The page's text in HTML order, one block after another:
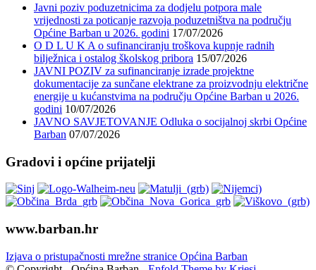
Javni poziv poduzetnicima za dodjelu potpora male
vrijednosti za poticanje razvoja poduzetništva na području
Općine Barban u 2026. godini 17/07/2026
O D L U K A o sufinanciranju troškova kupnje radnih
bilježnica i ostalog školskog pribora 15/07/2026
JAVNI POZIV za sufinanciranje izrade projektne
dokumentacije za sunčane elektrane za proizvodnju električne
energije u kućanstvima na području Općine Barban u 2026.
godini 10/07/2026
JAVNO SAVJETOVANJE Odluka o socijalnoj skrbi Općine
Barban 07/07/2026
Gradovi i općine prijatelji
www.barban.hr
Izjava o pristupačnosti mrežne stranice Općina Barban